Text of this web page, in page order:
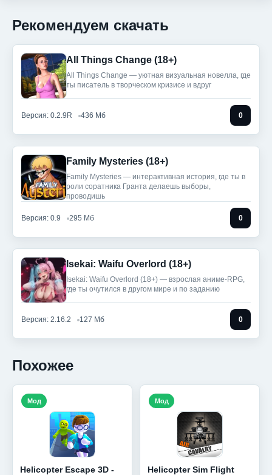
Рекомендуем скачать
All Things Change (18+)
All Things Change — уютная визуальная новелла, где
ты писатель в творческом кризисе и вдруг
Версия: 0.2.9R 436 Мб 0
Family Mysteries (18+)
Family Mysteries — интерактивная история, где ты в
роли соратника Гранта делаешь выборы,
проводишь
Версия: 0.9 295 Мб 0
Isekai: Waifu Overlord (18+)
Isekai: Waifu Overlord (18+) — взрослая аниме-RPG,
где ты очутился в другом мире и по заданию
Версия: 2.16.2 127 Мб 0
Похожее
Helicopter Escape 3D -
Мод
Helicopter Sim Flight
Мод